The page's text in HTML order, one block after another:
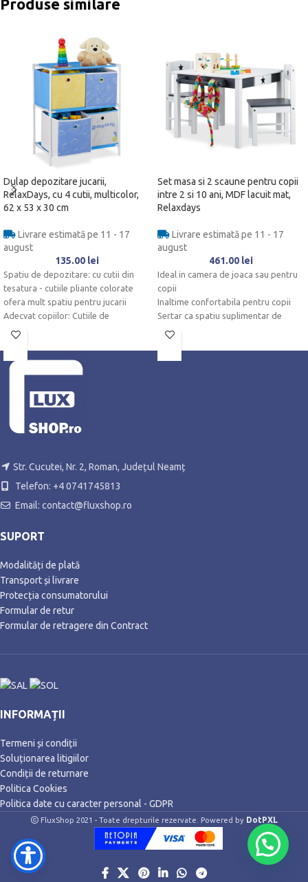
Produse similare
Dulap depozitare jucarii,
RelaxDays, cu 4 cutii, multicolor,
62 x 53 x 30 cm
Livrare estimată pe 11 - 17
august
135.00 lei
Spatiu de depozitare: cu cutii din
tesatura - cutiile pliante colorate
ofera mult spatiu pentru jucarii
Adecvat copiilor: Cutiile de
depozitare galben-albastru cu
La indemana: dulapul pentru
Set masa si 2 scaune pentru copii
intre 2 si 10 ani, MDF lacuit mat,
Relaxdays
Livrare estimată pe 11 - 17
august
461.00 lei
Ideal in camera de joaca sau pentru
copii
Inaltime confortabila pentru copii
Sertar ca spatiu suplimentar de
depozitare
Str. Cucutei, Nr. 2, Roman, Județul Neamț
Telefon: +4 0741745813
Email: contact@fluxshop.ro
SUPORT
Modalități de plată
Transport și livrare
Protecția consumatorului
Formular de retur
Formular de retragere din Contract
INFORMAȚII
Termeni și condiții
Soluționarea litigiilor
Condiții de returnare
Politica Cookies
Politica date cu caracter personal - GDPR
FluxShop 2021 - Toate drepturile rezervate. Powered by DotPXL